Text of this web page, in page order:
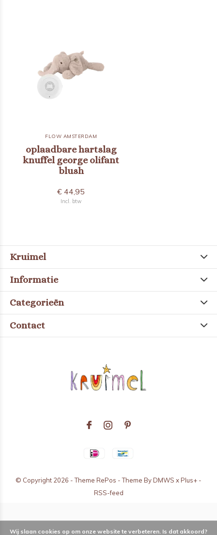
FLOW AMSTERDAM
oplaadbare hartslag
knuffel george olifant
blush
€ 44,95
Incl. btw
Kruimel
Informatie
Categorieën
Contact
© Copyright 2026 - Theme RePos - Theme ByDMWS xPlus+ -
RSS-feed
Wij slaan cookies op om onze website te verbeteren. Is dat akkoord?